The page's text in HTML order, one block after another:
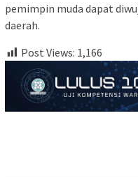
pemimpin muda dapat
daerah.
Post Views: 1,166